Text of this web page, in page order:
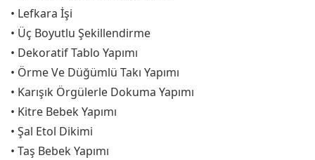
• Lefkara İşi
• Üç Boyutlu Şekillendirme
• Dekoratif Tablo Yapımı
• Örme Ve Düğümlü Takı Yapımı
• Karışık Örgülerle Dokuma Yapımı
• Kitre Bebek Yapımı
• Şal Etol Dikimi
• Taş Bebek Yapımı